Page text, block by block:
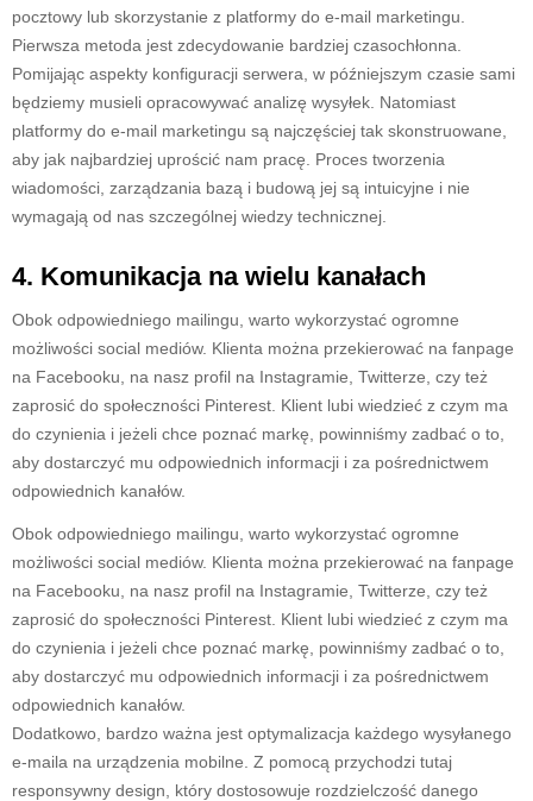
pocztowy lub skorzystanie z platformy do e-mail marketingu.
Pierwsza metoda jest zdecydowanie bardziej czasochłonna.
Pomijając aspekty konfiguracji serwera, w późniejszym czasie sami
będziemy musieli opracowywać analizę wysyłek. Natomiast
platformy do e-mail marketingu są najczęściej tak skonstruowane,
aby jak najbardziej uprościć nam pracę. Proces tworzenia
wiadomości, zarządzania bazą i budową jej są intuicyjne i nie
wymagają od nas szczególnej wiedzy technicznej.
4. Komunikacja na wielu kanałach
Obok odpowiedniego mailingu, warto wykorzystać ogromne
możliwości social mediów. Klienta można przekierować na fanpage
na Facebooku, na nasz profil na Instagramie, Twitterze, czy też
zaprosić do społeczności Pinterest. Klient lubi wiedzieć z czym ma
do czynienia i jeżeli chce poznać markę, powinniśmy zadbać o to,
aby dostarczyć mu odpowiednich informacji i za pośrednictwem
odpowiednich kanałów.
Obok odpowiedniego mailingu, warto wykorzystać ogromne
możliwości social mediów. Klienta można przekierować na fanpage
na Facebooku, na nasz profil na Instagramie, Twitterze, czy też
zaprosić do społeczności Pinterest. Klient lubi wiedzieć z czym ma
do czynienia i jeżeli chce poznać markę, powinniśmy zadbać o to,
aby dostarczyć mu odpowiednich informacji i za pośrednictwem
odpowiednich kanałów.
Dodatkowo, bardzo ważna jest optymalizacja każdego wysyłanego
e-maila na urządzenia mobilne. Z pomocą przychodzi tutaj
responsywny design, który dostosowuje rozdzielczość danego